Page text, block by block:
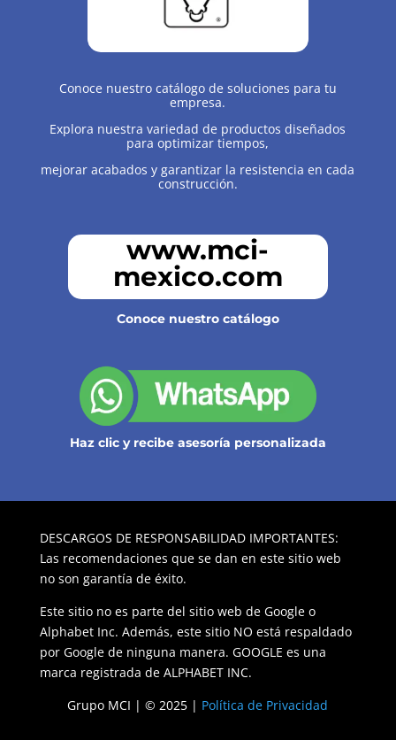
Conoce nuestro catálogo de soluciones para tu
empresa.
Explora nuestra variedad de productos diseñados
para optimizar tiempos,
mejorar acabados y garantizar la resistencia en cada
construcción.
www.mci-
mexico.com
Conoce nuestro catálogo
Haz clic y recibe asesoría personalizada
DESCARGOS DE RESPONSABILIDAD IMPORTANTES:
Las recomendaciones que se dan en este sitio web
no son garantía de éxito.
Este sitio no es parte del sitio web de Google o
Alphabet Inc. Además, este sitio NO está respaldado
por Google de ninguna manera. GOOGLE es una
marca registrada de ALPHABET INC.
Grupo MCI | © 2025 | Política de Privacidad